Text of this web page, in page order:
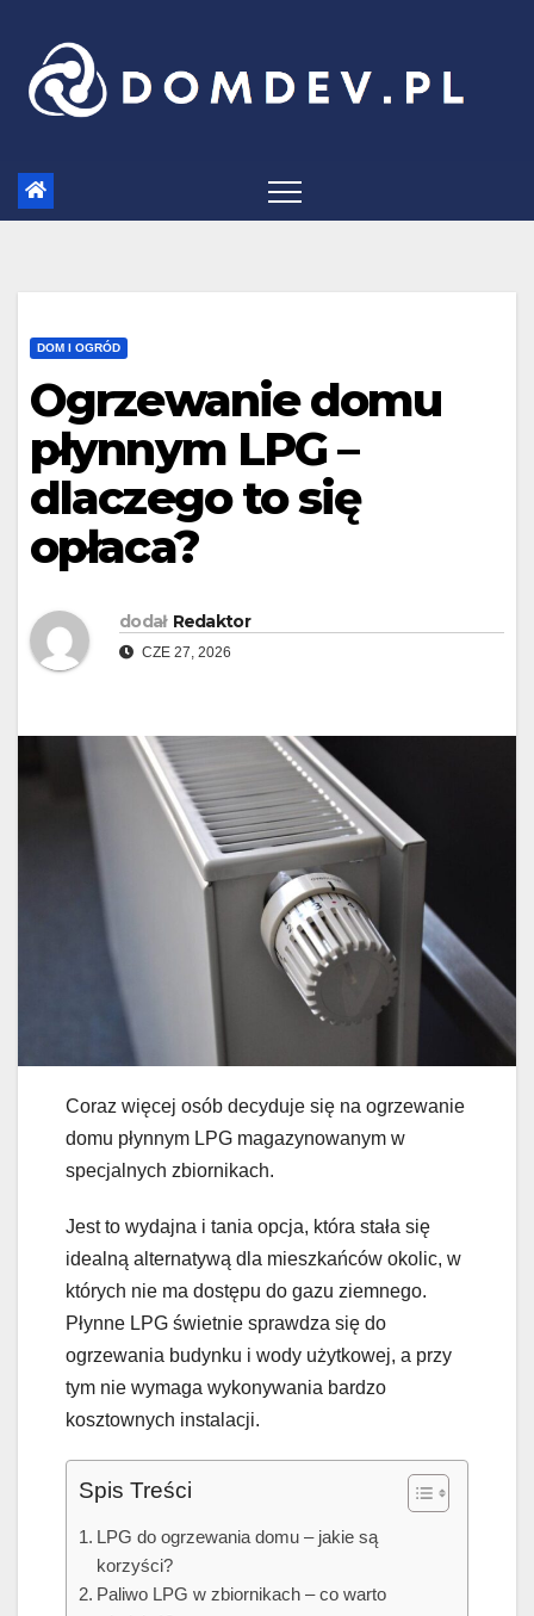
content
DOM I OGRÓD
Ogrzewanie domu
płynnym LPG –
dlaczego to się
opłaca?
dodał Redaktor
CZE 27, 2026
Coraz więcej osób decyduje się na ogrzewanie
domu płynnym LPG magazynowanym w
specjalnych zbiornikach.
Jest to wydajna i tania opcja, która stała się
idealną alternatywą dla mieszkańców okolic, w
których nie ma dostępu do gazu ziemnego.
Płynne LPG świetnie sprawdza się do
ogrzewania budynku i wody użytkowej, a przy
tym nie wymaga wykonywania bardzo
kosztownych instalacji.
Spis Treści
LPG do ogrzewania domu – jakie są
korzyści?
Paliwo LPG w zbiornikach – co warto